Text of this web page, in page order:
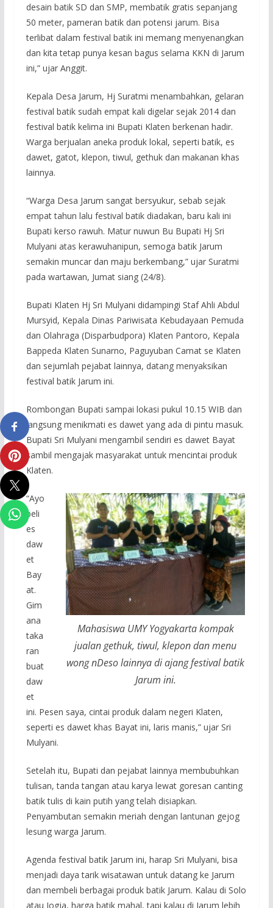
desain batik SD dan SMP, membatik gratis sepanjang
50 meter, pameran batik dan potensi jarum. Bisa
terlibat dalam festival batik ini memang menyenangkan
dan kita tetap punya kesan bagus selama KKN di Jarum
ini,” ujar Anggit.
Kepala Desa Jarum, Hj Suratmi menambahkan, gelaran
festival batik sudah empat kali digelar sejak 2014 dan
festival batik kelima ini Bupati Klaten berkenan hadir.
Warga berjualan aneka produk lokal, seperti batik, es
dawet, gatot, klepon, tiwul, gethuk dan makanan khas
lainnya.
“Warga Desa Jarum sangat bersyukur, sebab sejak
empat tahun lalu festival batik diadakan, baru kali ini
Bupati kerso rawuh. Matur nuwun Bu Bupati Hj Sri
Mulyani atas kerawuhanipun, semoga batik Jarum
semakin muncar dan maju berkembang,” ujar Suratmi
pada wartawan, Jumat siang (24/8).
Bupati Klaten Hj Sri Mulyani didampingi Staf Ahli Abdul
Mursyid, Kepala Dinas Pariwisata Kebudayaan Pemuda
dan Olahraga (Disparbudpora) Klaten Pantoro, Kepala
Bappeda Klaten Sunarno, Paguyuban Camat se Klaten
dan sejumlah pejabat lainnya, datang menyaksikan
festival batik Jarum ini.
Rombongan Bupati sampai lokasi pukul 10.15 WIB dan
langsung menikmati es dawet yang ada di pintu masuk.
Bupati Sri Mulyani mengambil sendiri es dawet Bayat
sambil mengajak masyarakat untuk mencintai produk
Klaten.
Mahasiswa UMY Yogyakarta kompak
jualan gethuk, tiwul, klepon dan menu
wong nDeso lainnya di ajang festival batik
Jarum ini.
“Ayo
beli
es
daw
et
Bay
at.
Gim
ana
taka
ran
buat
daw
et
ini. Pesen saya, cintai produk dalam negeri Klaten,
seperti es dawet khas Bayat ini, laris manis,” ujar Sri
Mulyani.
Setelah itu, Bupati dan pejabat lainnya membubuhkan
tulisan, tanda tangan atau karya lewat goresan canting
batik tulis di kain putih yang telah disiapkan.
Penyambutan semakin meriah dengan lantunan gejog
lesung warga Jarum.
Agenda festival batik Jarum ini, harap Sri Mulyani, bisa
menjadi daya tarik wisatawan untuk datang ke Jarum
dan membeli berbagai produk batik Jarum. Kalau di Solo
atau Jogja, harga batik mahal, tapi kalau di Jarum lebih